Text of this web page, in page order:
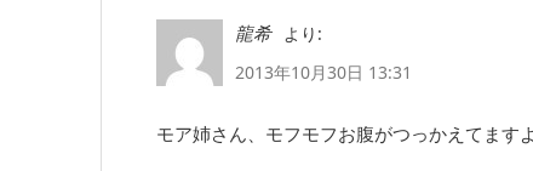
龍希
より:
2013年10月30日 13:31
モア姉さん、モフモフお腹がつっかえてます